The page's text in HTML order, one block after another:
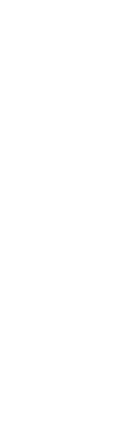
?
?
DE